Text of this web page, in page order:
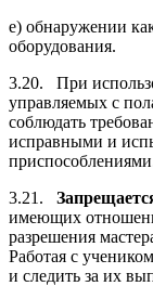
е) обнаружении
оборудования.
3.20. При
управляемых с
соблюдать
исправными и
3.21.
имеющих
разрешения
Работая с
и следить за их